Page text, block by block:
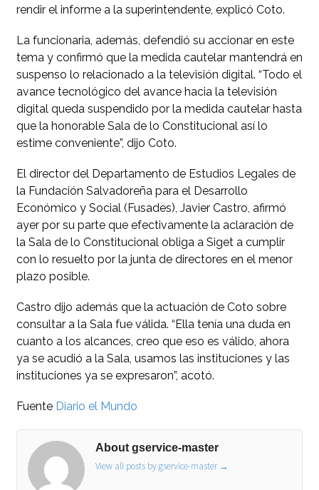
rendir el informe a la superintendente, explicó Coto.
La funcionaria, además, defendió su accionar en este
tema y confirmó que la medida cautelar mantendrá en
suspenso lo relacionado a la televisión digital. “Todo el
avance tecnológico del avance hacia la televisión
digital queda suspendido por la medida cautelar hasta
que la honorable Sala de lo Constitucional así lo
estime conveniente”, dijo Coto.
El director del Departamento de Estudios Legales de
la Fundación Salvadoreña para el Desarrollo
Económico y Social (Fusades), Javier Castro, afirmó
ayer por su parte que efectivamente la aclaración de
la Sala de lo Constitucional obliga a Siget a cumplir
con lo resuelto por la junta de directores en el menor
plazo posible.
Castro dijo además que la actuación de Coto sobre
consultar a la Sala fue válida. “Ella tenía una duda en
cuanto a los alcances, creo que eso es válido, ahora
ya se acudió a la Sala, usamos las instituciones y las
instituciones ya se expresaron”, acotó.
Fuente Diario el Mundo
About gservice-master
View all posts by gservice-master →